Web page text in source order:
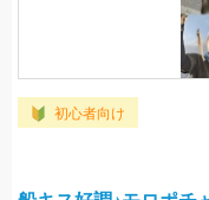
初心者向け